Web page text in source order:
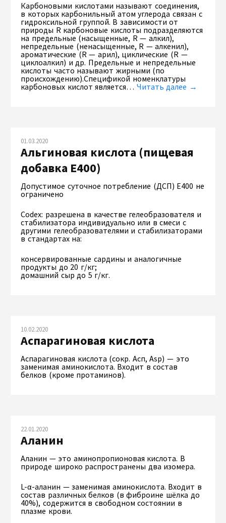
Карбоновыми кислотами называют соединения,
в которых карбонильный атом углерода связан с
гидроксильной группой. В зависимости от
природы R карбоновые кислоты подразделяются
на предельные (насыщенные, R — алкил),
непредельные (ненасыщенные, R — алкенил),
ароматические (R — арил), циклические (R —
циклоалкил) и др. Предельные и непредельные
кислоты часто называют жирными (по
происхождению).Спецификой номенклатуры
карбоновых кислот является… Читать далее →
01.03.2020
Альгиновая кислота (пищевая
добавка Е400)
Допустимое суточное потребление (ДСП) Е400 не
ограничено
Codex: разрешена в качестве гелеобразователя и
стабилизатора индивидуально или в смеси с
другими гелеобразователями и стабилизаторами
в стандартах на:
консервированные сардины и аналогичные
продукты до 20 г/кг;
домашний сыр до 5 г/кг.
10.02.2020
Аспарагиновая кислота
Аспарагиновая кислота (сокр. Асп, Asp) — это
заменимая аминокислота. Входит в состав
белков (кроме протаминов).
22.01.2020
Аланин
Аланин — это аминопропионовая кислота. В
природе широко распространены два изомера.
L-α-аланин — заменимая аминокислота. Входит в
состав различных белков (в фиброине шёлка до
40%), содержится в свободном состоянии в
плазме крови.